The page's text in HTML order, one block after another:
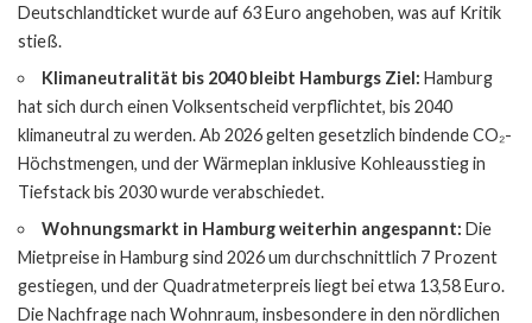
Deutschlandticket wurde auf 63 Euro angehoben, was auf Kritik
stieß.
Klimaneutralität bis 2040 bleibt Hamburgs Ziel: Hamburg
hat sich durch einen Volksentscheid verpflichtet, bis 2040
klimaneutral zu werden. Ab 2026 gelten gesetzlich bindende CO₂-
Höchstmengen, und der Wärmeplan inklusive Kohleausstieg in
Tiefstack bis 2030 wurde verabschiedet.
Wohnungsmarkt in Hamburg weiterhin angespannt: Die
Mietpreise in Hamburg sind 2026 um durchschnittlich 7 Prozent
gestiegen, und der Quadratmeterpreis liegt bei etwa 13,58 Euro.
Die Nachfrage nach Wohnraum, insbesondere in den nördlichen